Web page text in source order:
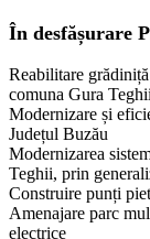
În desfășurare
Reabilitare
comuna Gura
Modernizare și
Județul Buzău
Modernizarea
Teghii, prin
Construire punți
Amenajare parc
electrice